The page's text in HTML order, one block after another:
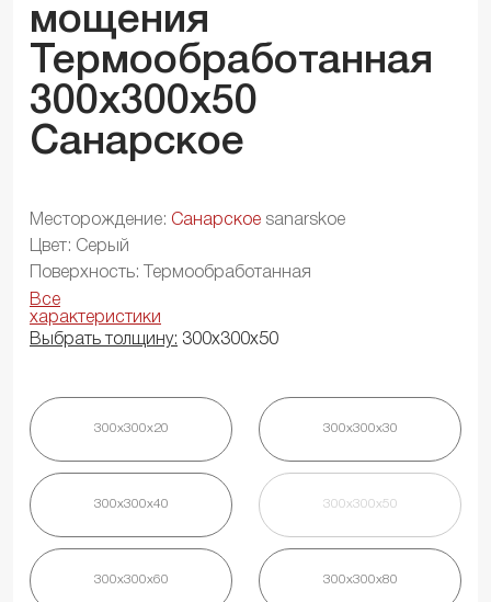
мощения
Термообработанная
300x300x50
Санарское
Месторождение: Санарское sanarskoe
Цвет: Серый
Поверхность: Термообработанная
Все
характеристики
Выбрать толщину: 300х300х50
300х300х20 300х300х30
300х300х40 300х300х50
300х300х60 300х300х80